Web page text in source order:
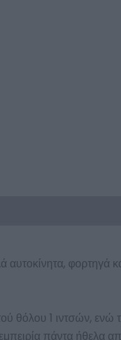
αυτοκίνητα, φορτηγά
θόλου 1 ιντσών, ενώ
πάντα ήθελα